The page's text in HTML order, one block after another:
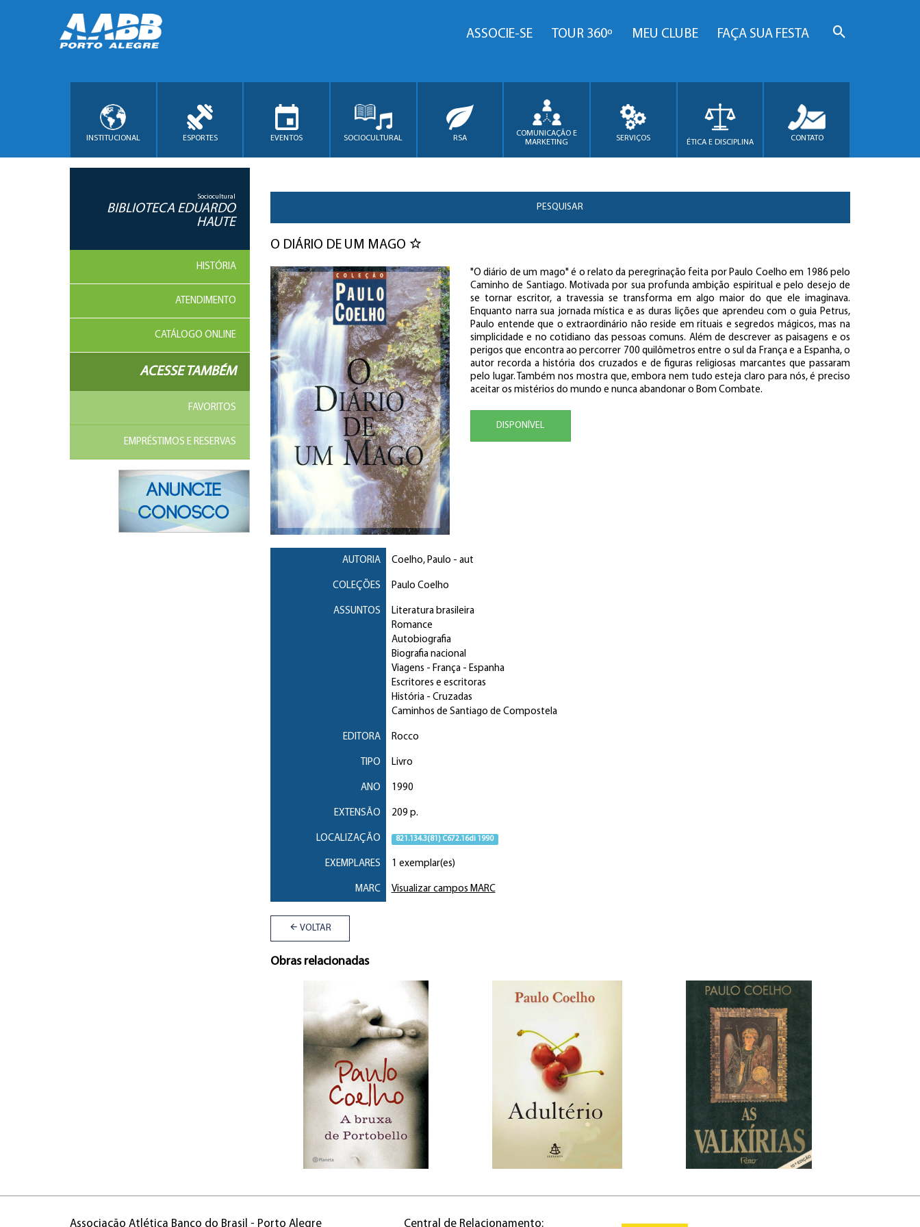
ASSOCIE-SE TOUR 360º MEU CLUBE FAÇA SUA FESTA
INSTITUCIONAL ESPORTES EVENTOS SOCIOCULTURAL RSA
COMUNICAÇÃO E
MARKETING
SERVIÇOS ÉTICA E DISCIPLINA CONTATO
Sociocultural
BIBLIOTECA EDUARDO
HAUTE
HISTÓRIA
ATENDIMENTO
CATÁLOGO ONLINE
ACESSE TAMBÉM
FAVORITOS
EMPRÉSTIMOS E RESERVAS
PESQUISAR
O DIÁRIO DE UM MAGO
"O diário de um mago" é o relato da peregrinação feita por Paulo Coelho em 1986 pelo
Caminho de Santiago. Motivada por sua profunda ambição espiritual e pelo desejo de
se tornar escritor, a travessia se transforma em algo maior do que ele imaginava.
Enquanto narra sua jornada mística e as duras lições que aprendeu com o guia Petrus,
Paulo entende que o extraordinário não reside em rituais e segredos mágicos, mas na
simplicidade e no cotidiano das pessoas comuns. Além de descrever as paisagens e os
perigos que encontra ao percorrer 700 quilômetros entre o sul da França e a Espanha, o
autor recorda a história dos cruzados e de figuras religiosas marcantes que passaram
pelo lugar. Também nos mostra que, embora nem tudo esteja claro para nós, é preciso
aceitar os mistérios do mundo e nunca abandonar o Bom Combate.
DISPONÍVEL
AUTORIA Coelho, Paulo - aut
COLEÇÕES Paulo Coelho
ASSUNTOS
Literatura brasileira
Romance
Autobiografia
Biografia nacional
Viagens - França - Espanha
Escritores e escritoras
História- Cruzadas
Caminhos de Santiago de Compostela
EDITORA Rocco
TIPO Livro
ANO 1990
EXTENSÃO 209 p.
LOCALIZAÇÃO 821.134.3(81) C672.16di 1990
EXEMPLARES 1 exemplar(es)
MARC Visualizar campos MARC
VOLTAR
Obras relacionadas
Associação Atlética Banco do Brasil - Porto Alegre Central de Relacionamento: